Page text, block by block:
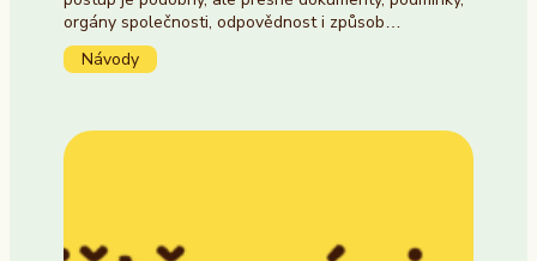
orgány společnosti, odpovědnost i způsob…
Návody